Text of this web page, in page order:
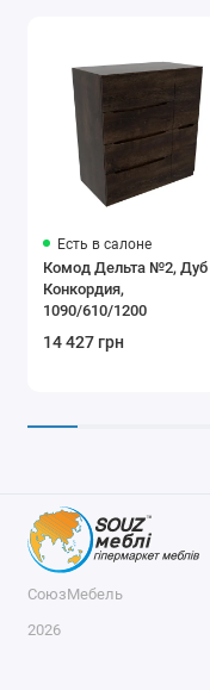
Есть в салоне
Комод Дельта №2, Дуб
Конкордия,
1090/610/1200
14 427 грн
СоюзМебель
2026